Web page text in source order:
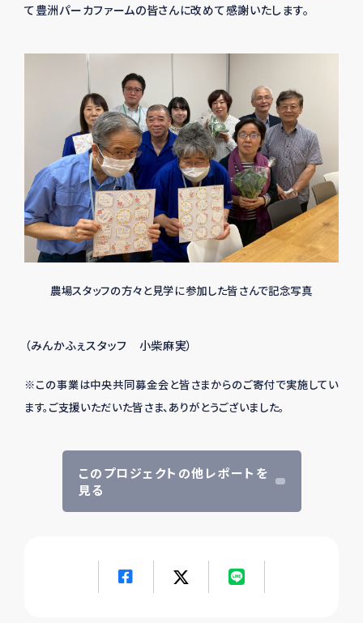
て豊洲パーカファームの皆さんに改めて感謝いたします。
農場スタッフの方々と見学に参加した皆さんで記念写真
（みんかふぇスタッフ 小柴麻実）
※この事業は中央共同募金会と皆さまからのご寄付で実施してい
ます。 ご支援いただいた皆さま、ありがとうございました。
このプロジェクトの他レポートを
見る